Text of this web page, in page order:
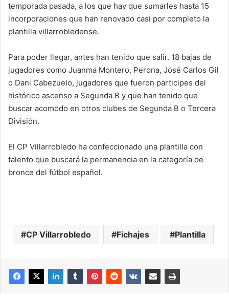
temporada pasada, a los que hay que sumarles hasta 15
incorporaciones que han renovado casi por completo la
plantilla villarrobledense.
Para poder llegar, antes han tenido que salir. 18 bajas de
jugadores como Juanma Montero, Perona, José Carlos Gil
o Dani Cabezuelo, jugadores que fueron participes del
histórico ascenso a Segunda B y que han tenido que
buscar acomodo en otros clubes de Segunda B o Tercera
División.
El CP Villarrobledo ha confeccionado una plantilla con
talento que buscará la permanencia en la categoría de
bronce del fútbol español.
CP Villarrobledo Fichajes Plantilla